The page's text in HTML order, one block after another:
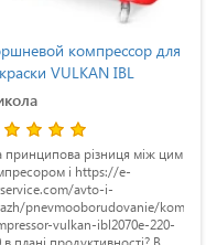
компрессор для
масляный 100 л
IBL 2070E-220-100
дня! Підкажіть, будь
340 л на хвилину на виході
показник? І чому
пише лише 3 місяці?